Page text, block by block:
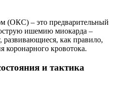
(ОКС) – это предварительный
ишемию миокарда –
как правило,
коронарного кровотока.
и тактика